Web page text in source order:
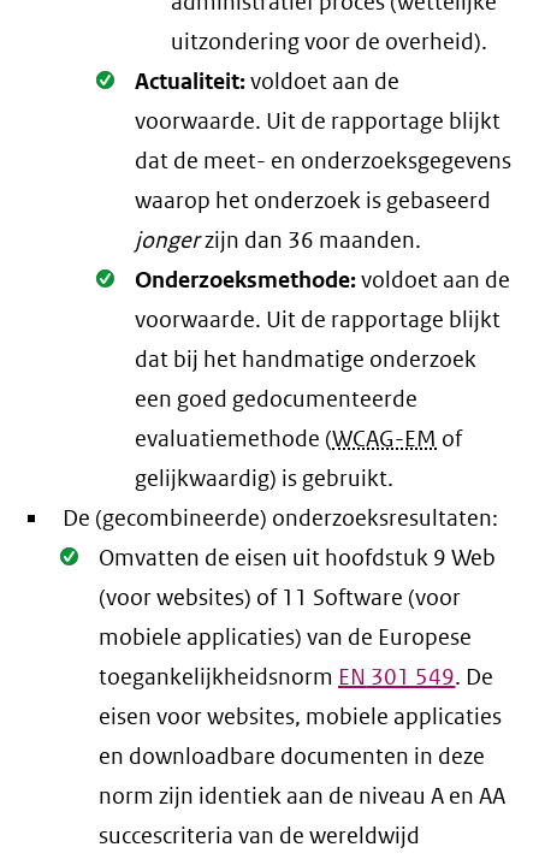
uitzondering voor de overheid).
Oké.
Actualiteit:voldoet aan de
voorwaarde. Uit de rapportage blijkt
dat de meet- en onderzoeksgegevens
waarop het onderzoek is gebaseerd
jongerzijn dan 36 maanden.
Oké.
Onderzoeksmethode:voldoet aan de
voorwaarde. Uit de rapportage blijkt
dat bij het handmatige onderzoek
een goed gedocumenteerde
evaluatiemethode (WCAG-EM of
gelijkwaardig) is gebruikt.
De (gecombineerde) onderzoeksresultaten:
Oké.
Omvatten de eisen uit hoofdstuk 9 Web
(voor websites) of 11 Software (voor
mobiele applicaties) van de Europese
toegankelijkheidsnorm EN 301 549. De
eisen voor websites, mobiele applicaties
en downloadbare documenten in deze
norm zijn identiek aan de niveau A en AA
succescriteria van de wereldwijd